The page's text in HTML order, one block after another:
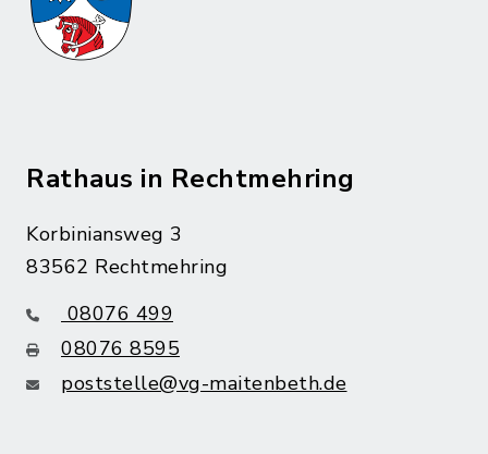
Rathaus in Rechtmehring
Korbiniansweg 3
83562 Rechtmehring
08076 499
08076 8595
poststelle@vg-maitenbeth.de